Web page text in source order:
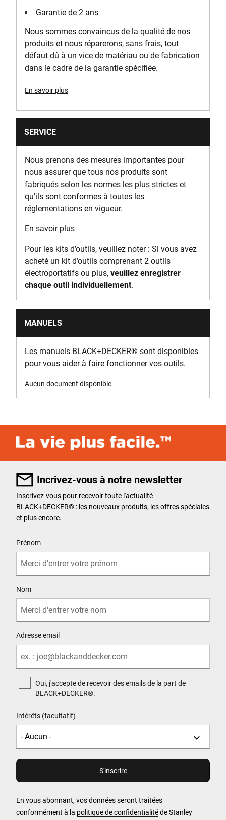
Garantie de 2 ans
Nous sommes convaincus de la qualité de nos
produits et nous réparerons, sans frais, tout
défaut dû à un vice de matériau ou de fabrication
dans le cadre de la garantie spécifiée.
En savoir plus
SERVICE
Nous prenons des mesures importantes pour
nous assurer que tous nos produits sont
fabriqués selon les normes les plus strictes et
qu'ils sont conformes à toutes les
réglementations en vigueur.
En savoir plus
Pour les kits d’outils, veuillez noter : Si vous avez
acheté un kit d’outils comprenant 2 outils
électroportatifs ou plus, veuillez enregistrer
chaque outil individuellement.
MANUELS
Les manuels BLACK+DECKER® sont disponibles
pour vous aider à faire fonctionner vos outils.
Aucun document disponible
Incrivez-vous à notre newsletter
Inscrivez-vous pour recevoir toute l'actualité
BLACK+DECKER® : les nouveaux produits, les offres spéciales
et plus encore.
Prénom
Nom
Adresse email
Oui, j'accepte de recevoir des emails de la part de
BLACK+DECKER®.
Intérêts (facultatif)
En vous abonnant, vos données seront traitées
conformément à la politique de confidentialitéde Stanley